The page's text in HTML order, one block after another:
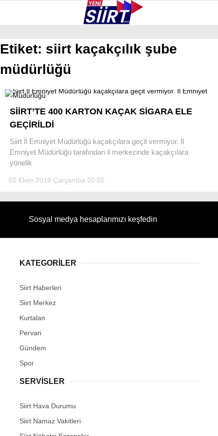
GALERİ
ERUH
BAYKAN
PERVARI
ŞIRVAN
TILLO
NÖBETÇI ECZANELER
Etiket: siirt kaçakçılık şube
müdürlüğü
SİİRT’TE 400 KARTON KAÇAK SİGARA ELE
GEÇİRİLDİ
Siirt İl Emniyet Müdürlüğü kaçakçılara geçit vermiyor. İl
Emniyet Müdürlüğü tarafından il merkezinde kaçakçılara
yönelik
02 Ekim 2019 Çarşamba 20:05
Sosyal medya hesaplarımızı keşfedin
KATEGORİLER
Siirt Haberleri
Siirt Merkez
Kurtalan
Pervari
Gündem
Spor
SERVİSLER
Siirt Hava Durumu
Siirt Namaz Vakitleri